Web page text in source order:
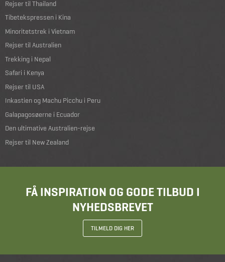
Rejser til Thailand
Tibetekspressen i Kina
Minoritetstrek i Vietnam
Rejser til Australien
Trekking i Nepal
Safari i Kenya
Rejser til USA
Inkastien og Machu Picchu i Peru
Galapagosøerne i Ecuador
Den ultimative Australien-rejse
Rejser til New Zealand
FÅ INSPIRATION OG GODE TILBUD I
NYHEDSBREVET
TILMELD DIG HER